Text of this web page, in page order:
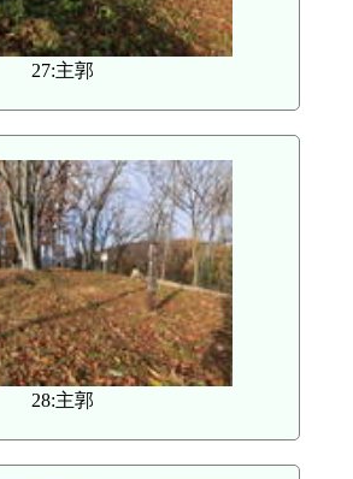
27:主郭
28:主郭